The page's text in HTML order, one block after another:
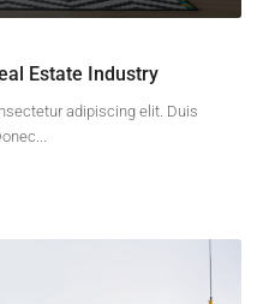
Estate Industry
adipiscing elit. Duis